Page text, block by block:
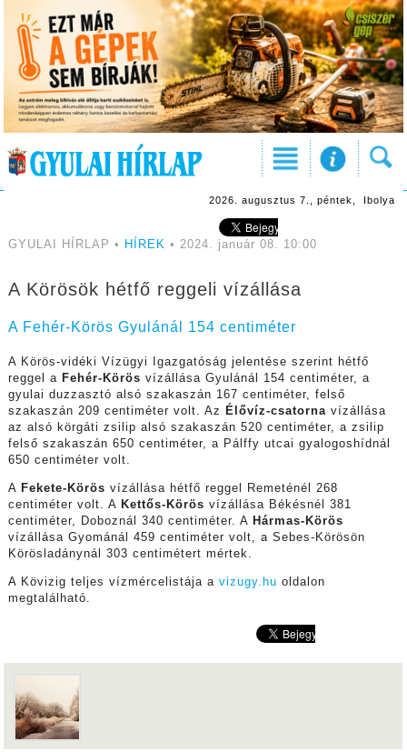
2026. augusztus 7., péntek, Ibolya
GYULAI HÍRLAP • HÍREK • 2024. január 08. 10:00
A Körösök hétfő reggeli vízállása
A Fehér-Körös Gyulánál 154 centiméter
A Körös-vidéki Vízügyi Igazgatóság jelentése szerint hétfő
reggel a Fehér-Körös vízállása Gyulánál 154 centiméter, a
gyulai duzzasztó alsó szakaszán 167 centiméter, felső
szakaszán 209 centiméter volt. Az
Élővíz-csatornavízállása
az alsó körgáti zsilip alsó szakaszán 520 centiméter, a zsilip
felső szakaszán 650 centiméter, a Pálffy utcai gyalogoshídnál
650 centiméter volt.
A Fekete-Körös vízállása hétfő reggel Remeténél 268
centiméter volt. A Kettős-Körös vízállása Békésnél 381
centiméter, Doboznál 340 centiméter. A Hármas-Körös
vízállása Gyománál 459 centiméter volt, a Sebes-Körösön
Körösladánynál 303 centimétert mértek.
A Kövizig teljes vízmércelistája a vizugy.hu oldalon
megtalálható.